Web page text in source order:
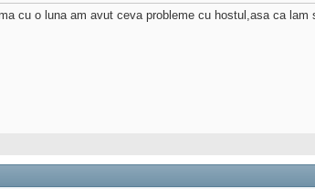
cu o luna am avut ceva probleme cu hostul,asa ca